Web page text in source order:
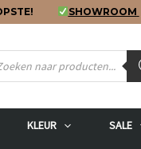
SHOWROOM
KLEUR SALE